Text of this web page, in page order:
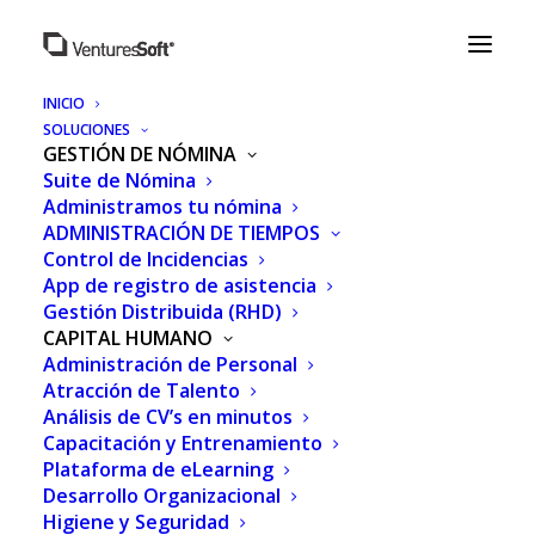
INICIO
SOLUCIONES
GESTIÓN DE NÓMINA
Suite de Nómina
Administramos tu nómina
ADMINISTRACIÓN DE TIEMPOS
Control de Incidencias
App de registro de asistencia
Gestión Distribuida (RHD)
CAPITAL HUMANO
Administración de Personal
Atracción de Talento
Análisis de CV’s en minutos
Capacitación y Entrenamiento
Plataforma de eLearning
Desarrollo Organizacional
Higiene y Seguridad
LA IMPORTANCIA DE
LAS REDES SOCIALES
CORPORATIVAS EN